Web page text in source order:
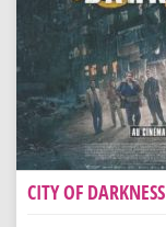
CITY OF DARKNESS